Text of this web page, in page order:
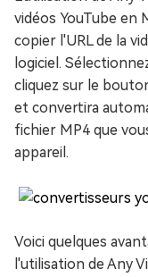
vidéos YouTube en
copier l'URL de la
logiciel.
cliquez sur le
et convertira
fichier MP4 que
appareil.
Voici quelques
l'utilisation de Any